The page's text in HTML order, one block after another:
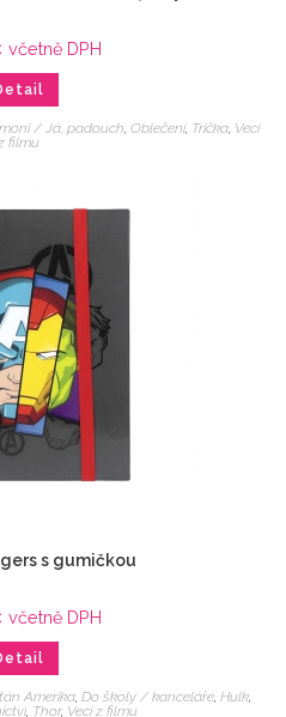
včetně DPH
/ Já, padouch, Oblečení, Trička, Veci
filmu
s gumičkou
včetně DPH
Amerika Do školy / kanceláře Hulk
, Thor, Veci z filmu